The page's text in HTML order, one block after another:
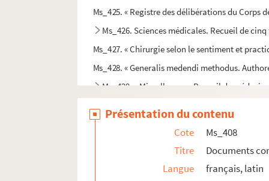
Ms_425. « Registre des délibérations du Corps
Ms_426. Sciences médicales. Recueil de
Ms_427. « Chirurgie selon le sentiment et
Ms_428. « Generalis medendi methodus.
Ms_429. « Miscellanea ». Recueil de
Ms_431. Notes et observations médicales.
Présentation du contenu
Cote
Ms_408
Titre
Documents
Langue
français, latin